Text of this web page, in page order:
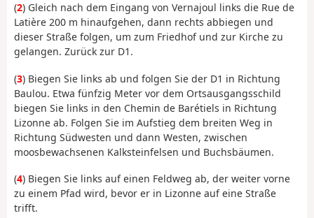
(2) Gleich nach dem Eingang von Vernajoul links die Rue de
Latière 200 m hinaufgehen, dann rechts abbiegen und
dieser Straße folgen, um zum Friedhof und zur Kirche zu
gelangen. Zurück zur D1.
(3) Biegen Sie links ab und folgen Sie der D1 in Richtung
Baulou. Etwa fünfzig Meter vor dem Ortsausgangsschild
biegen Sie links in den Chemin de Barétiels in Richtung
Lizonne ab. Folgen Sie im Aufstieg dem breiten Weg in
Richtung Südwesten und dann Westen, zwischen
moosbewachsenen Kalksteinfelsen und Buchsbäumen.
(4) Biegen Sie links auf einen Feldweg ab, der weiter vorne
zu einem Pfad wird, bevor er in Lizonne auf eine Straße
trifft.